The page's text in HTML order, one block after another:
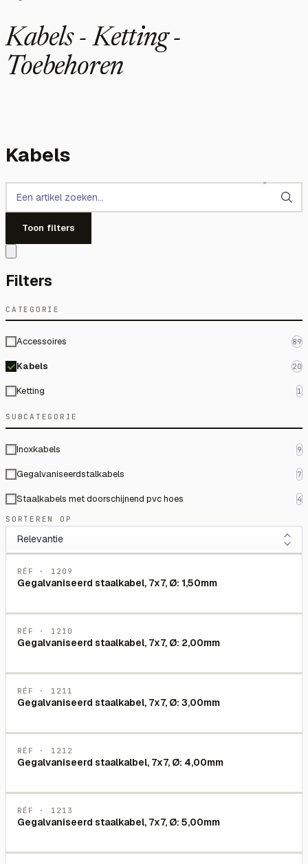
Kabels - Ketting -
Toebehoren
Kabels
Toon filters
Filters
CATEGORIE
Accessoires 89
Kabels 20
Ketting 1
SUBCATEGORIE
Inoxkabels 9
Gegalvaniseerdstalkabels 7
Staalkabels met doorschijnend pvc hoes 4
SORTEREN OP
RÉF · 1209
Gegalvaniseerd staalkabel, 7x7, Ø: 1,50mm
RÉF · 1210
Gegalvaniseerd staalkabel, 7x7, Ø: 2,00mm
RÉF · 1211
Gegalvaniseerd staalkabel, 7x7, Ø: 3,00mm
RÉF · 1212
Gegalvaniseerd staalkalbel, 7x7, Ø: 4,00mm
RÉF · 1213
Gegalvaniseerd staalkabel, 7x7, Ø: 5,00mm